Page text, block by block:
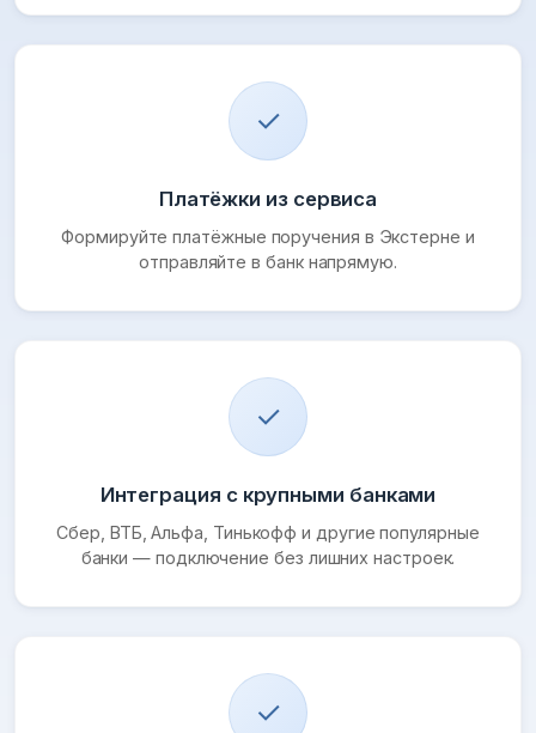
✓
Платёжки из сервиса
Формируйте платёжные поручения в Экстерне и
отправляйте в банк напрямую.
✓
Интеграция с крупными банками
Сбер, ВТБ, Альфа, Тинькофф и другие популярные
банки — подключение без лишних настроек.
✓